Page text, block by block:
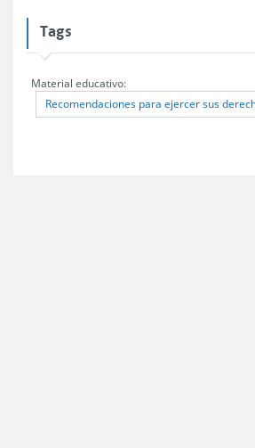
Tags
Material educativo:
Recomendaciones para ejercer sus